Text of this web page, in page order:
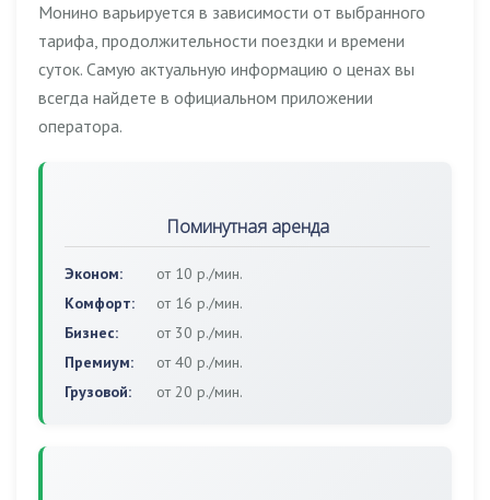
Монино варьируется в зависимости от выбранного
тарифа, продолжительности поездки и времени
суток. Самую актуальную информацию о ценах вы
всегда найдете в официальном приложении
оператора.
Поминутная аренда
Эконом:
от 10 р./мин.
Комфорт:
от 16 р./мин.
Бизнес:
от 30 р./мин.
Премиум:
от 40 р./мин.
Грузовой:
от 20 р./мин.